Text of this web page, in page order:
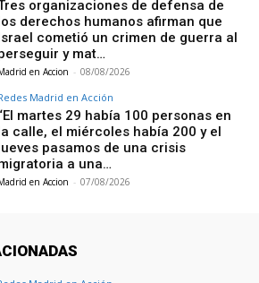
organizaciones de defensa de
derechos humanos afirman que
cometió un crimen de guerra al
y mat…
en Accion - 08/08/2026
Madrid en Acción
martes 29 había 100 personas en
calle, el miércoles había 200 y el
pasamos de una crisis
a una…
en Accion - 07/08/2026